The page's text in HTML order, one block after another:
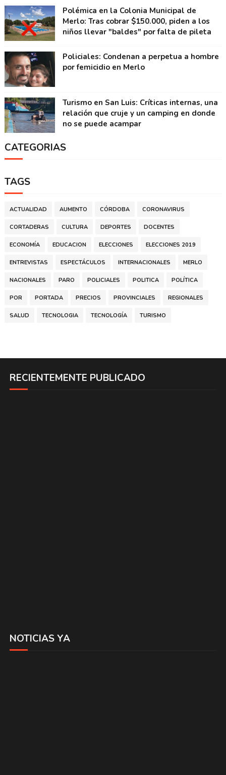
Polémica en la Colonia Municipal de
Merlo: Tras cobrar $150.000, piden a los
niños llevar "baldes" por falta de pileta
Policiales: Condenan a perpetua a hombre
por femicidio en Merlo
Turismo en San Luis: Críticas internas, una
relación que cruje y un camping en donde
no se puede acampar
CATEGORIAS
TAGS
ACTUALIDAD AUMENTO CÓRDOBA CORONAVIRUS
CORTADERAS CULTURA DEPORTES DOCENTES
ECONOMÍA EDUCACION ELECCIONES ELECCIONES 2019
ENTREVISTAS ESPECTÁCULOS INTERNACIONALES MERLO
NACIONALES PARO POLICIALES POLITICA POLÍTICA
POR PORTADA PRECIOS PROVINCIALES REGIONALES
SALUD TECNOLOGIA TECNOLOGÍA TURISMO
RECIENTEMENTE PUBLICADO
NOTICIAS YA